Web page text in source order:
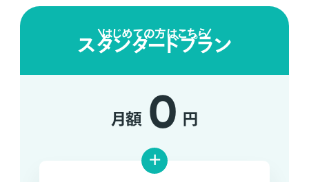
はじめての方はこちら
スタンダードプラン
月額 0 円
+